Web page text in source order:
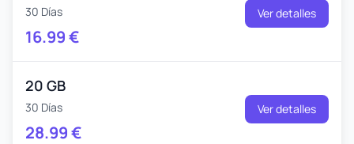
30 Días
16.99€
Ver detalles
20 GB
30 Días
28.99€
Ver detalles